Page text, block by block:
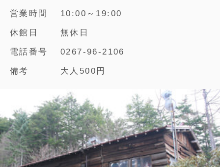
営業時間 10:00～19:00
休館日 無休日
電話番号 0267-96-2106
備考 大人500円